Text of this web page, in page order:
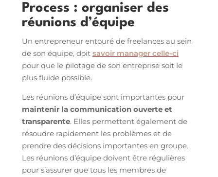
Process : organiser des
réunions d’équipe
Un entrepreneur entouré de freelances au sein
de son équipe, doit savoir manager celle-ci
pour que le pilotage de son entreprise soit le
plus fluide possible.
Les réunions d’équipe sont importantes pour
maintenir la communication ouverte et
transparente. Elles permettent également de
résoudre rapidement les problèmes et de
prendre des décisions importantes en groupe.
Les réunions d’équipe doivent être régulières
pour s’assurer que tous les membres de